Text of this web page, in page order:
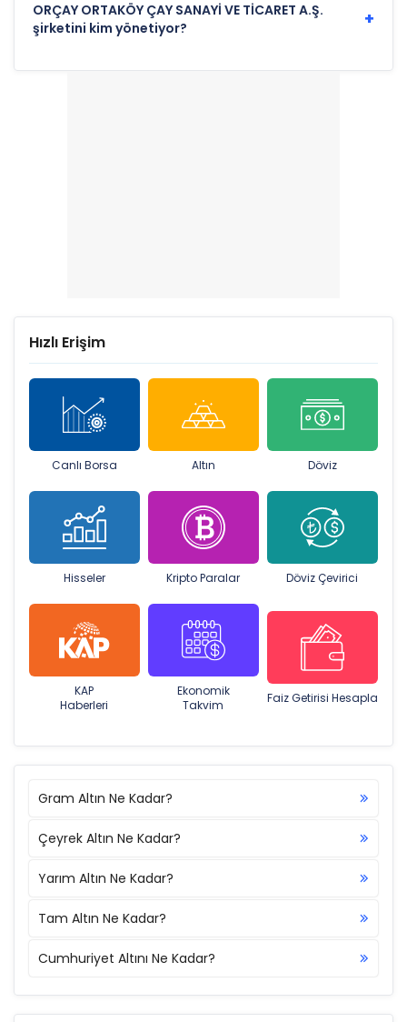
ORÇAY ORTAKÖY ÇAY SANAYİ VE TİCARET A.Ş.
şirketini kim yönetiyor?
+
Hızlı Erişim
Canlı Borsa Altın Döviz
Hisseler Kripto Paralar Döviz Çevirici
KAP
Haberleri
Ekonomik
Takvim
Faiz Getirisi Hesapla
Gram Altın Ne Kadar?
Çeyrek Altın Ne Kadar?
Yarım Altın Ne Kadar?
Tam Altın Ne Kadar?
Cumhuriyet Altını Ne Kadar?